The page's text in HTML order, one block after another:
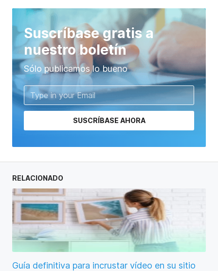
Suscríbase gratis a
nuestro boletín
Sólo publicamos lo bueno
SUSCRÍBASE AHORA
RELACIONADO
Guía definitiva para incrustar vídeo en su sitio